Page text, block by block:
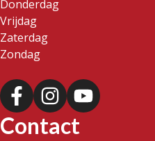
Donderdag
Vrijdag
Zaterdag
Zondag
Contact